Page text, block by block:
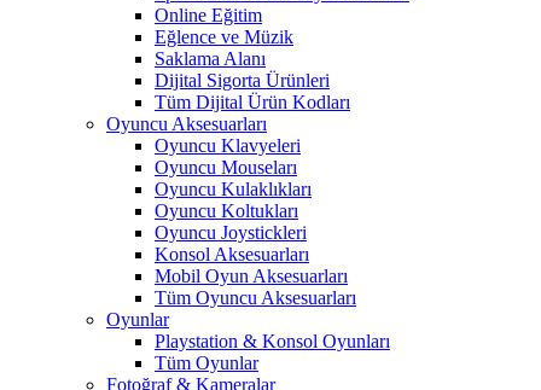
Online Eğitim
Eğlence ve Müzik
Saklama Alanı
Dijital Sigorta Ürünleri
Tüm Dijital Ürün Kodları
Oyuncu Aksesuarları
Oyuncu Klavyeleri
Oyuncu Mouseları
Oyuncu Kulaklıkları
Oyuncu Koltukları
Oyuncu Joystickleri
Konsol Aksesuarları
Mobil Oyun Aksesuarları
Tüm Oyuncu Aksesuarları
Oyunlar
Playstation & Konsol Oyunları
Tüm Oyunlar
Fotoğraf & Kameralar